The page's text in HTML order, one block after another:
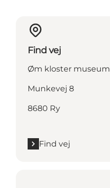
Find vej
Øm kloster museum
Munkevej 8
8680 Ry
Find vej